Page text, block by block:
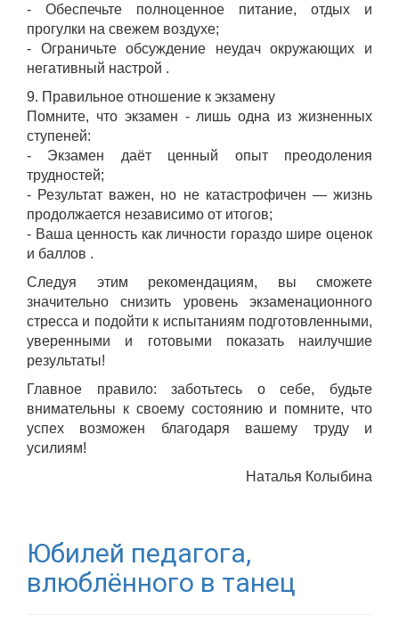
- Обеспечьте полноценное питание, отдых и
прогулки на свежем воздухе;
- Ограничьте обсуждение неудач окружающих и
негативный настрой .
9. Правильное отношение к экзамену
Помните, что экзамен - лишь одна из жизненных
ступеней:
- Экзамен даёт ценный опыт преодоления
трудностей;
- Результат важен, но не катастрофичен — жизнь
продолжается независимо от итогов;
- Ваша ценность как личности гораздо шире оценок
и баллов .
Следуя этим рекомендациям, вы сможете
значительно снизить уровень экзаменационного
стресса и подойти к испытаниям подготовленными,
уверенными и готовыми показать наилучшие
результаты!
Главное правило: заботьтесь о себе, будьте
внимательны к своему состоянию и помните, что
успех возможен благодаря вашему труду и
усилиям!
Наталья Колыбина
Юбилей педагога,
влюблённого в танец